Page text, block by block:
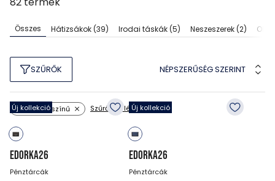
Összes Hátizsákok(39) Irodai táskák(5) Neszeszerek(2)
SZŰRŐK NÉPSZERŰSÉG SZERINT
Minta: egyszínű Szűrők törlése
Új kollekció
EDORKA26
Pénztárcák
Új kollekció
EDORKA26
Pénztárcák